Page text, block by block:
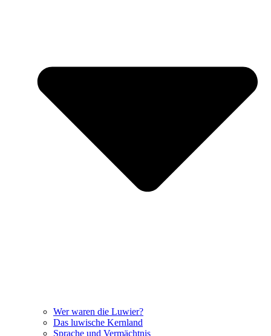
Wer waren die Luwier?
Das luwische Kernland
Sprache und Vermächtnis